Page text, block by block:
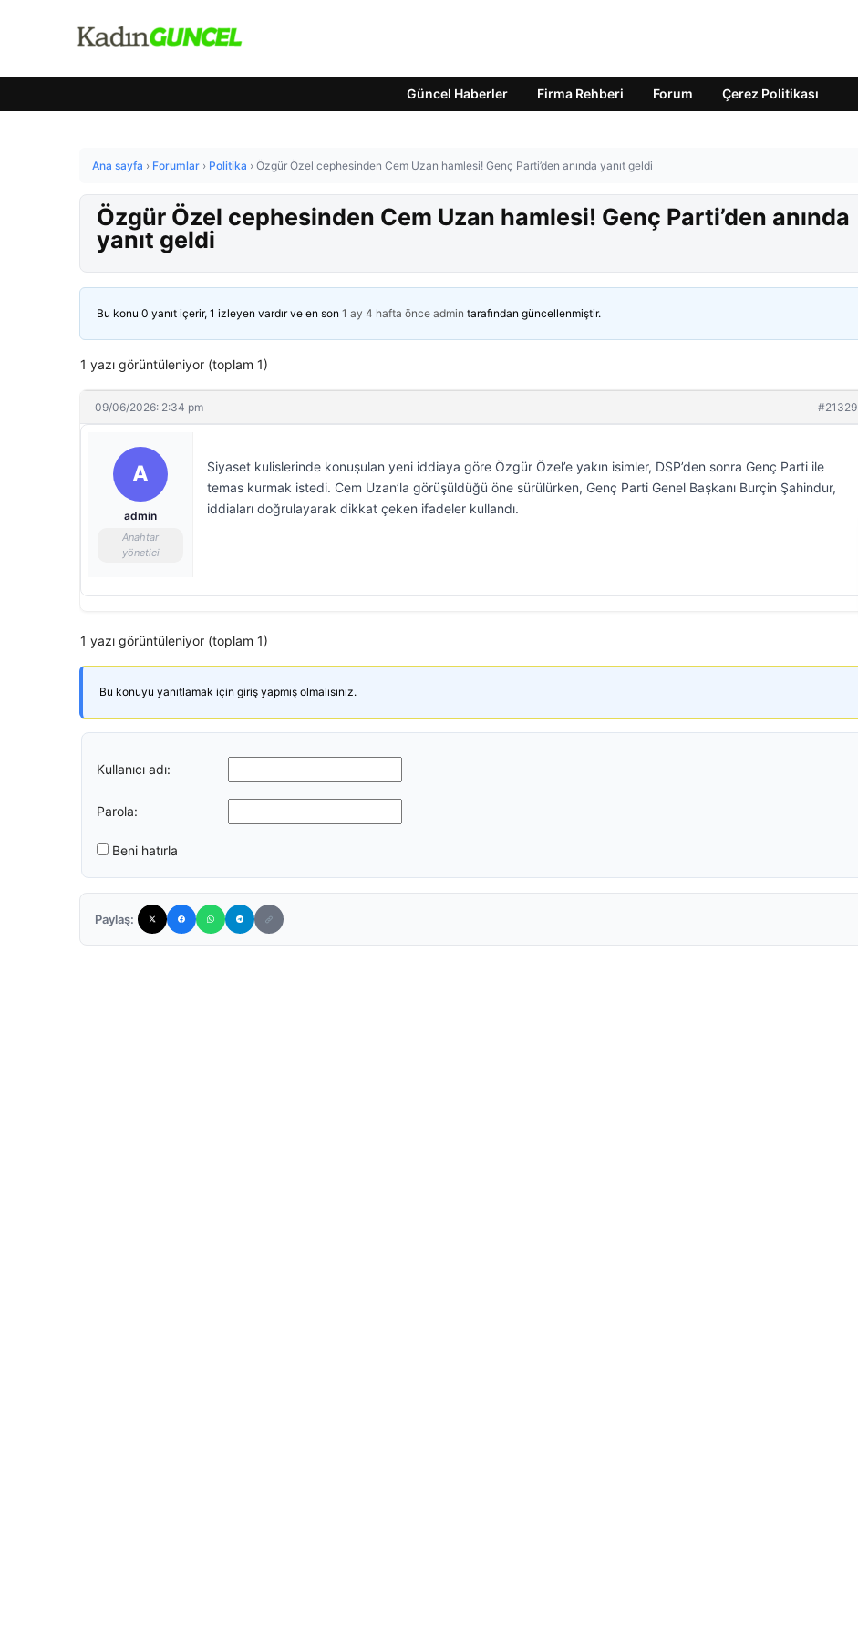
Güncel Haberler Firma Rehberi Forum Çerez Politikası
Ana sayfa › Forumlar › Politika › Özgür Özel cephesinden Cem Uzan hamlesi! Genç Parti’den anında yanıt geldi
Özgür Özel cephesinden Cem Uzan hamlesi! Genç Parti’den anında
yanıt geldi
Bu konu 0 yanıt içerir, 1 izleyen vardır ve en son 1 ay 4 hafta önce admin tarafından güncellenmiştir.
1 yazı görüntüleniyor (toplam 1)
09/06/2026: 2:34 pm #21329
A
admin
Anahtar
yönetici
Siyaset kulislerinde konuşulan yeni iddiaya göre Özgür Özel’e yakın isimler, DSP’den sonra Genç Parti ile
temas kurmak istedi. Cem Uzan’la görüşüldüğü öne sürülürken, Genç Parti Genel Başkanı Burçin Şahindur,
iddiaları doğrulayarak dikkat çeken ifadeler kullandı.
1 yazı görüntüleniyor (toplam 1)
Bu konuyu yanıtlamak için giriş yapmış olmalısınız.
Kullanıcı adı:
Parola:
Beni hatırla
Paylaş: